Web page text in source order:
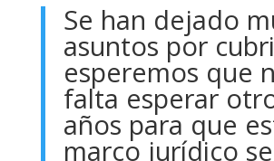
Se han dejado
asuntos por
esperemos que
falta esperar
años para que
marco jurídico se